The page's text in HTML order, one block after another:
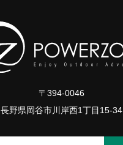
〒394-0046
長野県岡谷市川岸西1丁目15-34